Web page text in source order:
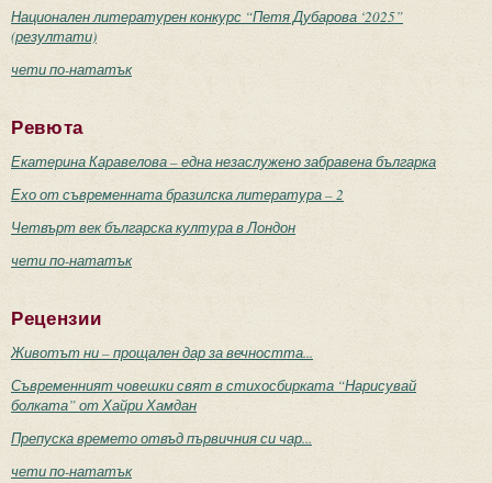
Национален литературен конкурс “Петя Дубарова ‘2025”
(резултати)
чети по-нататък
Ревюта
Екатерина Каравелова – една незаслужено забравена българка
Ехо от съвременната бразилска литература – 2
Четвърт век българска култура в Лондон
чети по-нататък
Рецензии
Животът ни – прощален дар за вечността...
Съвременният човешки свят в стихосбирката “Нарисувай
болката” от Хайри Хамдан
Препуска времето отвъд първичния си чар...
чети по-нататък